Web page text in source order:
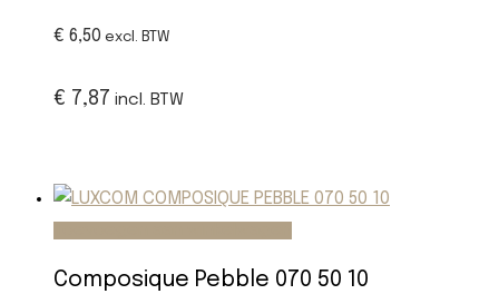
€ 6,50 excl. BTW
€ 7,87 incl. BTW
Composique Pebble 070 50 10